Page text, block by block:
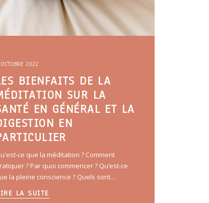
2022
BIENFAITS DE LA
SUR LA
EN GÉNÉRAL ET LA
EN
ce que la méditation ? Comment
? Par quoi commencer ? Qu’est-ce
la pleine conscience ? Quels sont…
LA SUITE